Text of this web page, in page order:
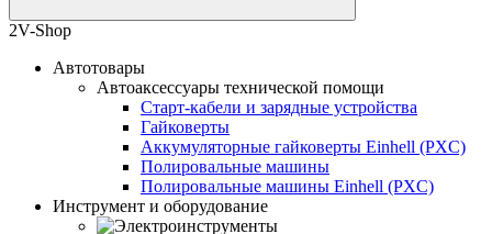
2V-Shop
Автотовары
Автоаксессуары технической помощи
Старт-кабели и зарядные устройства
Гайковерты
Аккумуляторные гайковерты Einhell (PXC)
Полировальные машины
Полировальные машины Einhell (PXC)
Инструмент и оборудование